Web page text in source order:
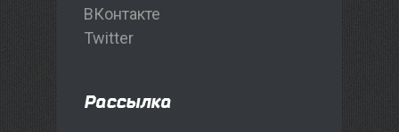
ВКонтакте
Twitter
Рассылка